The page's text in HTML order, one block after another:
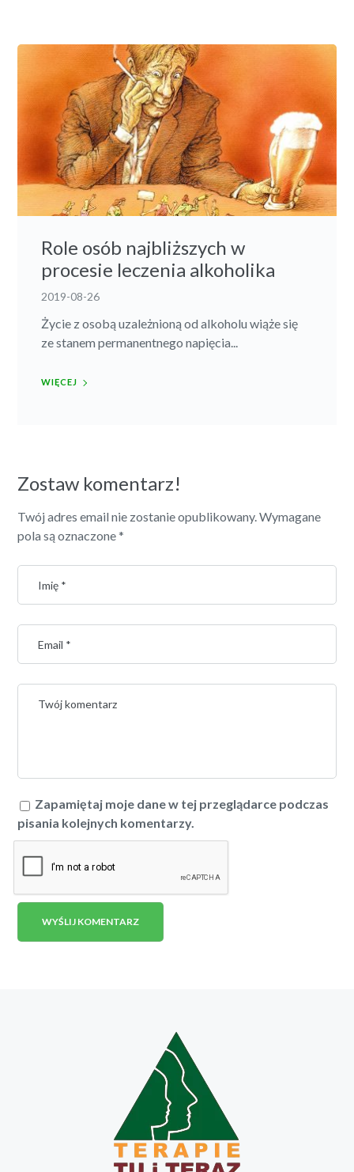
Role osób najbliższych w
procesie leczenia alkoholika
2019-08-26
Życie z osobą uzależnioną od alkoholu wiąże się
ze stanem permanentnego napięcia...
WIĘCEJ
Zostaw komentarz!
Twój adres email nie zostanie opublikowany.Wymagane
pola są oznaczone*
Zapamiętaj moje dane w tej przeglądarce podczas
pisania kolejnych komentarzy.